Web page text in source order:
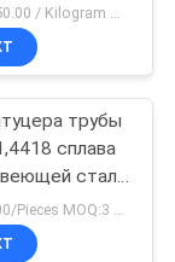
трубы
сплава
стали
фланца